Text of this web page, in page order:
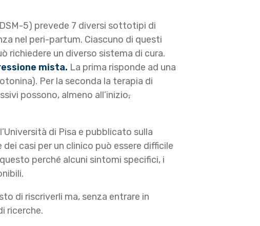
5) prevede 7 diversi sottotipi di
nel peri-partum. Ciascuno di questi
richiedere un diverso sistema di cura.
mista. La prima risponde ad una
Per la seconda la terapia di
possono, almeno all’inizio,
di Pisa e pubblicato sulla
casi per un clinico può essere difficile
perché alcuni sintomi specifici, i
di riscriverli ma, senza entrare in
ricerche.